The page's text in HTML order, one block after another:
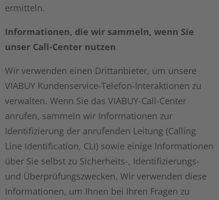
ermitteln.
Informationen, die wir sammeln, wenn Sie
unser Call-Center nutzen
Wir verwenden einen Drittanbieter, um unsere
VIABUY Kundenservice-Telefon-Interaktionen zu
verwalten. Wenn Sie das VIABUY-Call-Center
anrufen, sammeln wir Informationen zur
Identifizierung der anrufenden Leitung (Calling
Line Identification, CLI) sowie einige Informationen
über Sie selbst zu Sicherheits-, Identifizierungs-
und Überprüfungszwecken. Wir verwenden diese
Informationen, um Ihnen bei Ihren Fragen zu